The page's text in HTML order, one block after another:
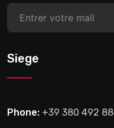
Siege
Phone: +39 380 492